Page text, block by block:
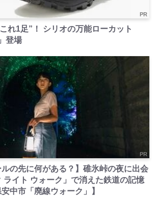
PR
れ1足”！ シリオの万能ローカット
登場
PR
ルの先に何がある？】碓氷峠の夜に出会
ライト ウォーク」で消えた鉄道の記憶
中市「廃線ウォーク」】